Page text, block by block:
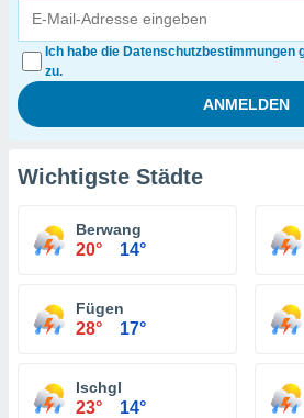
Ich habe die Datenschutzbestimmungen
zu.
Wichtigste Städte
Berwang
20° 14°
Fügen
28° 17°
Ischgl
23° 14°